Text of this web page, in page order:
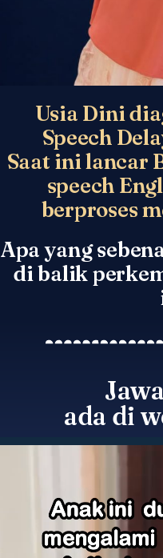
Usia Dini
Speech
Saat ini lancar
speech
berproses
Apa yang
di balik
ada di